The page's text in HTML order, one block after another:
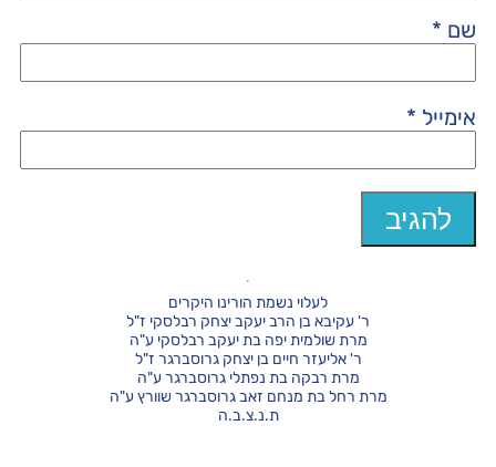
שם *
אימייל *
לעלוי נשמת הורינו היקרים
ר' עקיבא בן הרב יעקב יצחק רבלסקי ז"ל
מרת שולמית יפה בת יעקב רבלסקי ע"ה
ר' אליעזר חיים בן יצחק גרוסברגר ז"ל
מרת רבקה בת נפתלי גרוסברגר ע"ה
מרת רחל בת מנחם זאב גרוסברגר שוורץ ע"ה
ת.נ.צ.ב.ה